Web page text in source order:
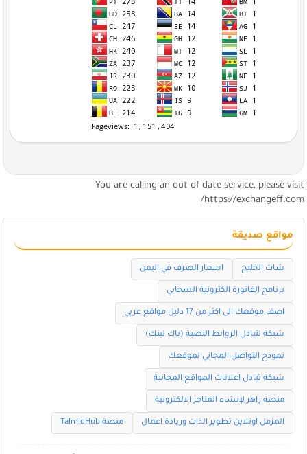
You are calling an out of date service, please visit
https://exchangeff.com/
مواقع صديقة
شات الخليج اسعار الصرف في اليمن
برنامج الفاتورة الكترونية السحابي
اضف موقعك الى اكثر من 17 دليل مواقع عربي
شبكة لتبادل الروابط النصية (باك لينك)
نموذج التواصل المجاني لموقعك
شبكة تبادل اعلانات المواقع المجانية
منصة زاهر لإنشاء المتاجر الالكترونية
المزمل اونلاين تطوير الذات وريادة اعمال منصة TalmidHub